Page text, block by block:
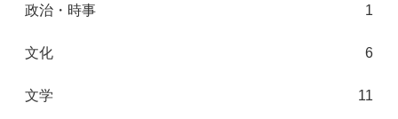
政治・時事 1
文化 6
文学 11